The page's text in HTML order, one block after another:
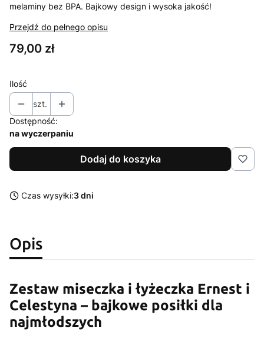
melaminy bez BPA. Bajkowy design i wysoka jakość!
Przejdź do pełnego opisu
Cena
79,00 zł
Ilość
szt.
Dostępność:
na wyczerpaniu
Dodaj do koszyka
Czas wysyłki:3 dni
Opis
Zestaw miseczka i łyżeczka Ernest i
Celestyna – bajkowe posiłki dla
najmłodszych